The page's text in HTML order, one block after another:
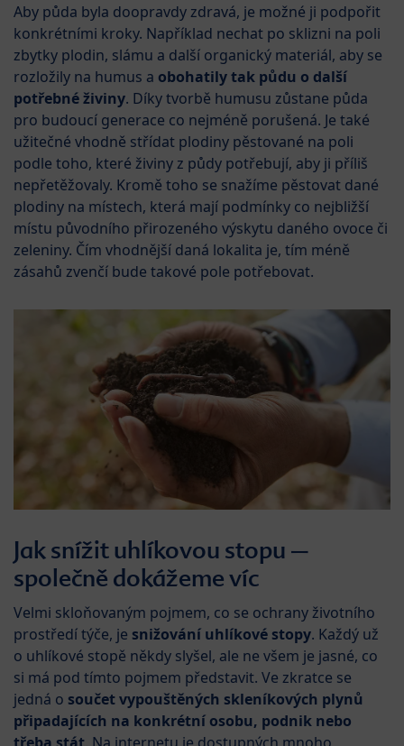
Aby půda byla doopravdy zdravá, je možné ji podpořit
konkrétními kroky. Například nechat po sklizni na poli
zbytky plodin, slámu a další organický materiál, aby se
rozložily na humus a obohatily tak půdu o další
potřebné živiny. Díky tvorbě humusu zůstane půda
pro budoucí generace co nejméně porušená. Je také
užitečné vhodně střídat plodiny pěstované na poli
podle toho, které živiny z půdy potřebují, aby ji příliš
nepřetěžovaly. Kromě toho se snažíme pěstovat dané
plodiny na místech, která mají podmínky co nejbližší
místu původního přirozeného výskytu daného ovoce či
zeleniny. Čím vhodnější daná lokalita je, tím méně
zásahů zvenčí bude takové pole potřebovat.
Jak snížit uhlíkovou stopu –
společně dokážeme víc
Velmi skloňovaným pojmem, co se ochrany životního
prostředí týče, je snižování uhlíkové stopy. Každý už
o uhlíkové stopě někdy slyšel, ale ne všem je jasné, co
si má pod tímto pojmem představit. Ve zkratce se
jedná o součet vypouštěných skleníkových plynů
připadajících na konkrétní osobu, podnik nebo